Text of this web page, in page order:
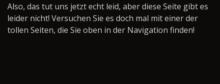
Also, das tut uns jetzt echt leid, aber diese Seite gibt es
leider nicht! Versuchen Sie es doch mal mit einer der
tollen Seiten, die Sie oben in der Navigation finden!